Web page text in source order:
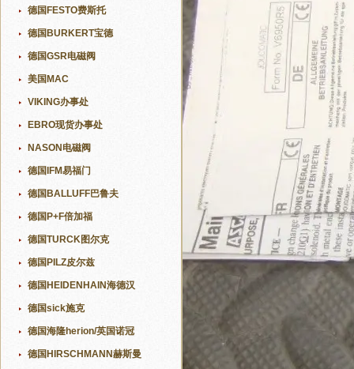
德国FESTO费斯托
德国BURKERT宝德
德国GSR电磁阀
美国MAC
VIKING办事处
EBRO现货办事处
NASON电磁阀
德国IFM易福门
德国BALLUFF巴鲁夫
德国P+F倍加福
德国TURCK图尔克
德国PILZ皮尔兹
德国HEIDENHAIN海德汉
德国sick施克
德国海隆herion/英国诺冠
德国HIRSCHMANN赫斯曼